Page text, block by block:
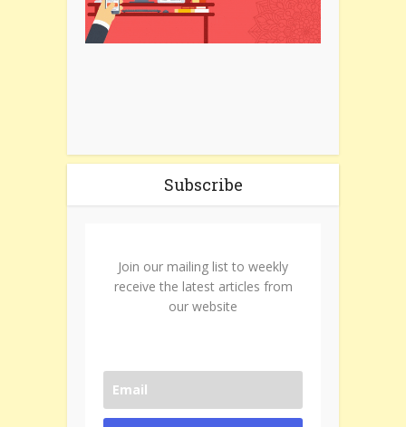
Subscribe
Join our mailing list to weekly
receive the latest articles from
our website